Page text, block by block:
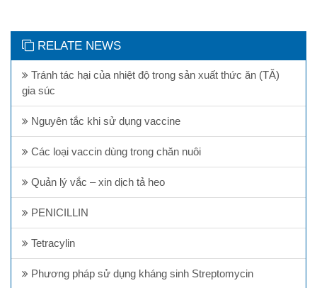
RELATE NEWS
Tránh tác hại của nhiệt độ trong sản xuất thức ăn (TĂ)
gia súc
Nguyên tắc khi sử dụng vaccine
Các loại vaccin dùng trong chăn nuôi
Quản lý vắc – xin dịch tả heo
PENICILLIN
Tetracylin
Phương pháp sử dụng kháng sinh Streptomycin